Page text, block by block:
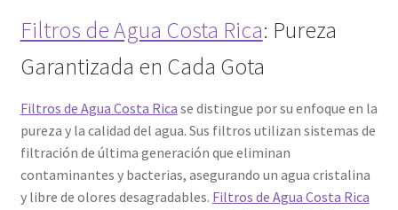
Filtros de Agua Costa Rica: Pureza
Garantizada en Cada Gota
Filtros de Agua Costa Rica se distingue por su enfoque en la
pureza y la calidad del agua. Sus filtros utilizan sistemas de
filtración de última generación que eliminan
contaminantes y bacterias, asegurando un agua cristalina
y libre de olores desagradables. Filtros de Agua Costa Rica